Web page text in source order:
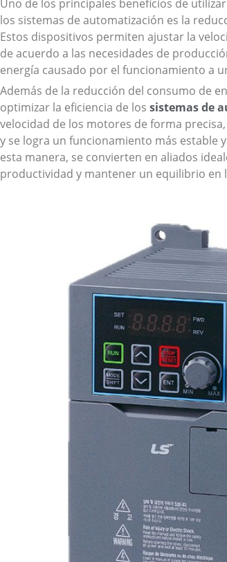
Uno de los principales beneficios de
los sistemas de automatización es la
Estos dispositivos permiten ajustar la
de acuerdo a las necesidades de
energía causado por el funcionamiento a
Además de la reducción del consumo de
optimizar la eficiencia de los sistemas de
velocidad de los motores de forma
y se logra un funcionamiento más estable
esta manera, se convierten en aliados
productividad y mantener un equilibrio en